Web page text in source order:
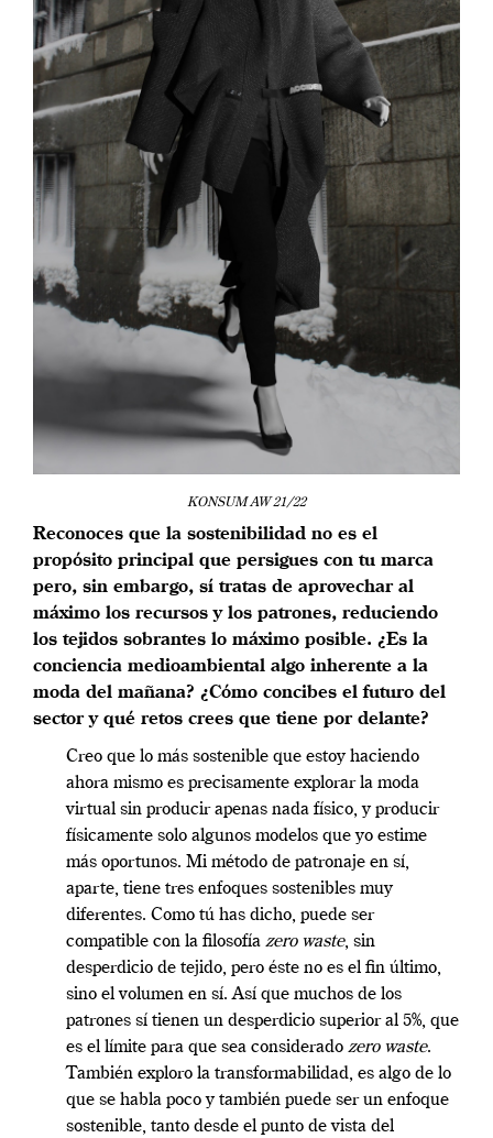
KONSUM AW 21/22
Reconoces que la sostenibilidad no es el
propósito principal que persigues con tu marca
pero, sin embargo, sí tratas de aprovechar al
máximo los recursos y los patrones, reduciendo
los tejidos sobrantes lo máximo posible. ¿Es la
conciencia medioambiental algo inherente a la
moda del mañana? ¿Cómo concibes el futuro del
sector y qué retos crees que tiene por delante?
Creo que lo más sostenible que estoy haciendo
ahora mismo es precisamente explorar la moda
virtual sin producir apenas nada físico, y producir
físicamente solo algunos modelos que yo estime
más oportunos. Mi método de patronaje en sí,
aparte, tiene tres enfoques sostenibles muy
diferentes. Como tú has dicho, puede ser
compatible con la filosofía zero waste, sin
desperdicio de tejido, pero éste no es el fin último,
sino el volumen en sí. Así que muchos de los
patrones sí tienen un desperdicio superior al 5%, que
es el límite para que sea considerado zero waste.
También exploro la transformabilidad, es algo de lo
que se habla poco y también puede ser un enfoque
sostenible, tanto desde el punto de vista del